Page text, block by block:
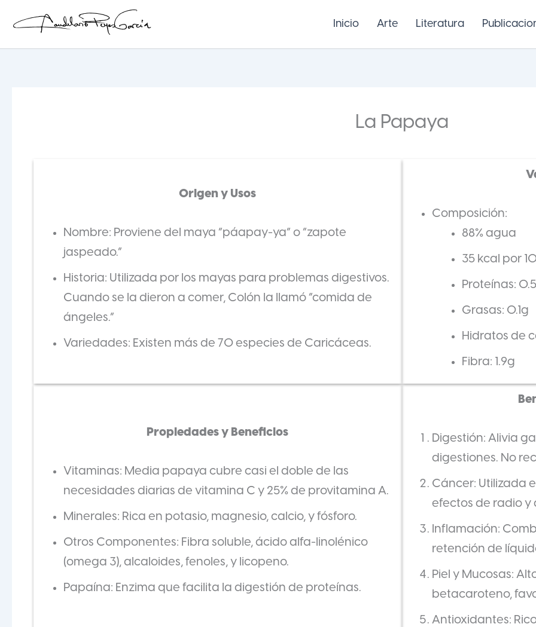
Inicio Arte Literatura
La Papaya
Origen y Usos
Nombre: Proviene del maya “páapay-ya” o “zapote
jaspeado.”
Historia: Utilizada por los mayas para problemas digestivos.
Cuando se la dieron a comer, Colón la llamó “comida de
ángeles.”
Variedades: Existen más de 70 especies de Caricáceas.
Composición:
88% agua
35 kcal por
Proteínas:
Grasas: 0.1g
Hidratos de
Fibra: 1.9g
Propiedades y Beneficios
Vitaminas: Media papaya cubre casi el doble de las
necesidades diarias de vitamina C y 25% de provitamina A.
Minerales: Rica en potasio, magnesio, calcio, y fósforo.
Otros Componentes: Fibra soluble, ácido alfa-linolénico
(omega 3), alcaloides, fenoles, y licopeno.
Papaína: Enzima que facilita la digestión de proteínas.
Digestión: Alivia
digestiones. No
Cáncer: Utilizada
efectos de radio y
Inflamación:
retención de
Piel y Mucosas:
betacaroteno,
Antioxidantes: